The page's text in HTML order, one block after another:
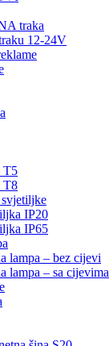
traka
12-24V
T5
T8
IP20
IP65
lampa – bez cijevi
lampa – sa cijevima